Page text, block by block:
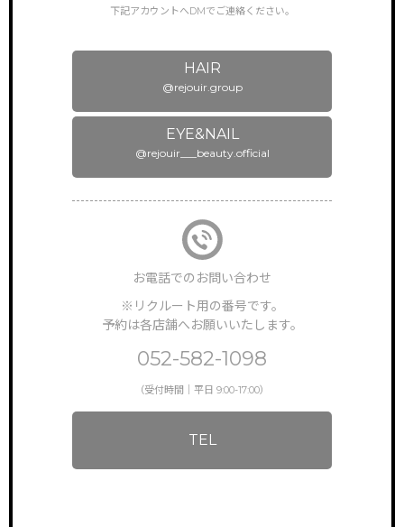
BRAND SALON サロン一覧
NEWS & TOPICS 新着情報
INSTAGRAM
ONLINEGUIDANCE
会社概要
CONTACT お問い合わせ
下記アカウントへDMでご連絡ください。
HAIR
@rejouir.group
EYE&NAIL
@rejouir___beauty.official
お電話でのお問い合わせ
※リクルート用の番号です。
予約は各店舗へお願いいたします。
052-582-1098
（受付時間｜平日 9:00-17:00）
TEL